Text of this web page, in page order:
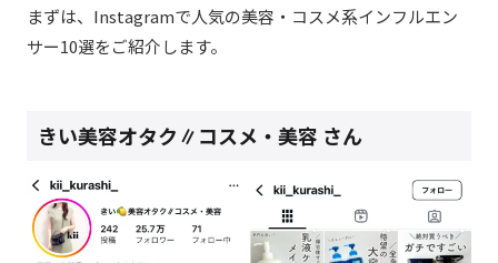
まずは、Instagramで人気の美容・コスメ系インフルエン
サー10選をご紹介します。
きい美容オタク∥コスメ・美容 さん